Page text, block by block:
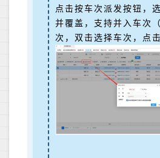
点击按车次派发按钮，
并覆盖，支持并入车次
次，双击选择车次，点